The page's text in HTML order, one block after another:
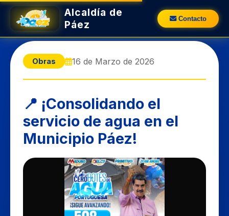
Alcaldía de
Páez
Contacto
Obras 16 de Marzo de 2026
​📍 ¡Consolidando el
servicio de agua en el
Municipio Páez!